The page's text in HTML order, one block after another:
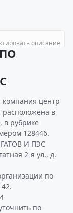
описание
центр
расположена в
в рубрике
128446.
И ПЭС
2-я ул., д.
по
по